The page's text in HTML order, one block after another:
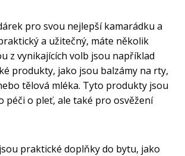
pro svou nejlepší kamarádku a
a užitečný, máte několik
z vynikajících volb jsou například
produkty, jako jsou balzámy na rty,
tělová mléka. Tyto produkty jsou
péči o pleť, ale také pro osvěžení
praktické doplňky do bytu, jako